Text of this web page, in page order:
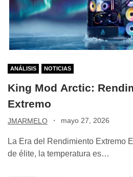
ANÁLISIS NOTICIAS
King Mod Arctic:
Extremo
JMARMELO · mayo 27, 2026
La Era del Rendimiento Extremo
de élite, la temperatura es…